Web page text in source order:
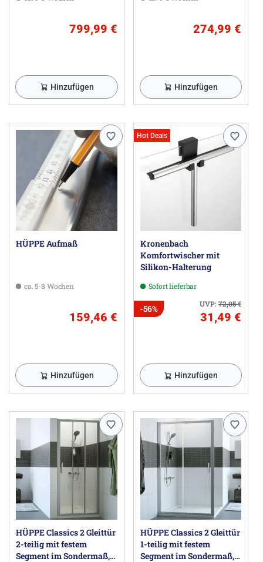
799,99 €
Hinzufügen
274,99 €
Hinzufügen
HÜPPE Aufmaß
ca. 5-8 Wochen
159,46 €
Hinzufügen
Hot Deals
Kronenbach
Komfortwischer mit
Silikon-Halterung
Sofort lieferbar
UVP:72,05€
-56%
31,49 €
Hinzufügen
HÜPPE Classics 2 Gleittür
2-teilig mit festem
Segment im Sondermaß,
HÜPPE Classics 2 Gleittür
1-teilig mit festem
Segment im Sondermaß,